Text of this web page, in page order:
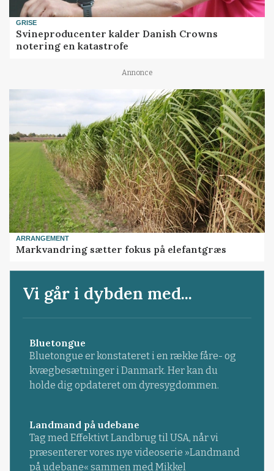
GRISE
Svineproducenter kalder Danish Crowns
notering en katastrofe
Annonce
ARRANGEMENT
Markvandring sætter fokus på elefantgræs
Vi går i dybden med...
Bluetongue
Bluetongue er konstateret i en række fåre- og
kvægbesætninger i Danmark. Her kan du
holde dig opdateret om dyresygdommen.
Landmand på udebane
Tag med Effektivt Landbrug til USA, når vi
præsenterer vores nye videoserie »Landmand
på udebane« sammen med Mikkel